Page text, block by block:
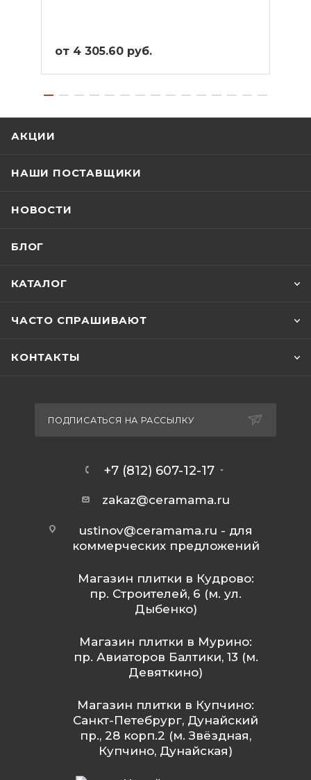
от 4 305.60 руб.
АКЦИИ
НАШИ ПОСТАВЩИКИ
НОВОСТИ
БЛОГ
КАТАЛОГ
ЧАСТО СПРАШИВАЮТ
КОНТАКТЫ
ПОДПИСАТЬСЯ НА РАССЫЛКУ
+7 (812) 607-12-17
zakaz@ceramama.ru
ustinov@ceramama.ru - для
коммерческих предложений
Магазин плитки в Кудрово:
пр. Строителей, 6 (м. ул.
Дыбенко)
Магазин плитки в Мурино:
пр. Авиаторов Балтики, 13 (м.
Девяткино)
Магазин плитки в Купчино:
Санкт-Петебрург, Дунайский
пр., 28 корп.2 (м. Звёздная,
Купчино, Дунайская)